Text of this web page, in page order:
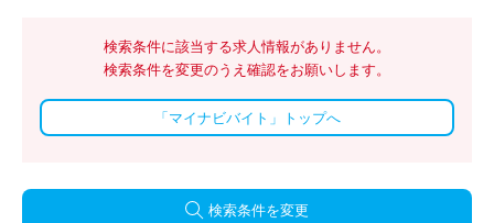
検索条件に該当する求人情報がありません。
検索条件を変更のうえ確認をお願いします。
「マイナビバイト」トップへ
検索条件を変更